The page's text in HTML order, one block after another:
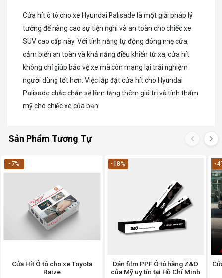
Cửa hít ô tô cho xe Hyundai Palisade là một giải pháp lý
tưởng để nâng cao sự tiện nghi và an toàn cho chiếc xe
SUV cao cấp này. Với tính năng tự động đóng nhẹ cửa,
cảm biến an toàn và khả năng điều khiển từ xa, cửa hít
không chỉ giúp bảo vệ xe mà còn mang lại trải nghiệm
người dùng tốt hơn. Việc lắp đặt cửa hít cho Hyundai
Palisade chắc chắn sẽ làm tăng thêm giá trị và tính thẩm
mỹ cho chiếc xe của bạn.
Sản Phẩm Tương Tự
-7%
Cửa Hít Ô tô cho xe Toyota
Raize
-18%
Dán film PPF Ô tô hãng Z&O
của Mỹ uy tín tại Hồ Chí Minh
-